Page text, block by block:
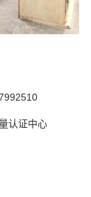
认证中心